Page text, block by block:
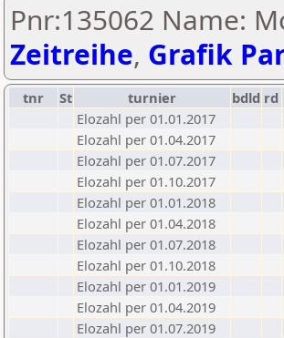
Pnr:135062 Name:
Zeitreihe, Grafik
tnr St turnier bdld rd
Elozahl per 01.01.2017
Elozahl per 01.04.2017
Elozahl per 01.07.2017
Elozahl per 01.10.2017
Elozahl per 01.01.2018
Elozahl per 01.04.2018
Elozahl per 01.07.2018
Elozahl per 01.10.2018
Elozahl per 01.01.2019
Elozahl per 01.04.2019
Elozahl per 01.07.2019